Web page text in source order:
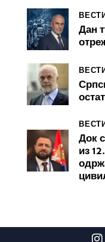
ВЕСТИ
Дан
ВЕСТИ
Док
из